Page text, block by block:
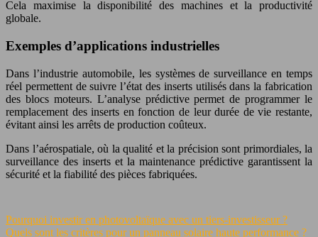
Cela maximise la disponibilité des machines et la productivité
globale.
Exemples d’applications industrielles
Dans l’industrie automobile, les systèmes de surveillance en temps
réel permettent de suivre l’état des inserts utilisés dans la fabrication
des blocs moteurs. L’analyse prédictive permet de programmer le
remplacement des inserts en fonction de leur durée de vie restante,
évitant ainsi les arrêts de production coûteux.
Dans l’aérospatiale, où la qualité et la précision sont primordiales, la
surveillance des inserts et la maintenance prédictive garantissent la
sécurité et la fiabilité des pièces fabriquées.
Pourquoi investir en photovoltaïque avec un tiers-investisseur ?
Quels sont les critères pour un panneau solaire haute performance ?